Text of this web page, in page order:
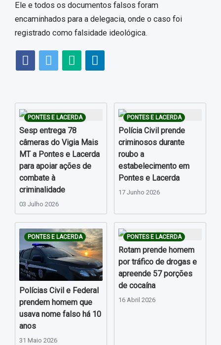
Ele e todos os documentos falsos foram
encaminhados para a delegacia, onde o caso foi
registrado como falsidade ideológica.
PONTES E LACERDA
Sesp entrega 78
câmeras do Vigia Mais
MT a Pontes e Lacerda
para apoiar ações de
combate à
criminalidade
03 Julho 2026
PONTES E LACERDA
Polícia Civil prende
criminosos durante
roubo a
estabelecimento em
Pontes e Lacerda
17 Junho 2026
PONTES E LACERDA
Polícias Civil e Federal
prendem homem que
usava nome falso há 10
anos
31 Maio 2026
PONTES E LACERDA
Rotam prende homem
por tráfico de drogas e
apreende 57 porções
de cocaína
16 Abril 2026